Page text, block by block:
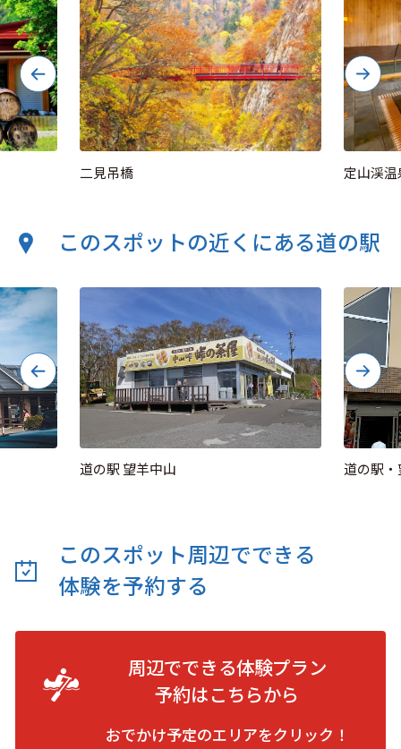
二見吊橋 定山渓
このスポットの近くにある道の駅
道の駅 望羊中山 道の駅
このスポット周辺でできる
体験を予約する
周辺でできる体験プラン
予約はこちらから
おでかけ予定のエリアをクリック！